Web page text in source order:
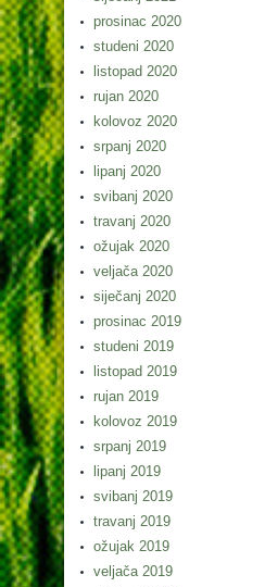
prosinac 2020
studeni 2020
listopad 2020
rujan 2020
kolovoz 2020
srpanj 2020
lipanj 2020
svibanj 2020
travanj 2020
ožujak 2020
veljača 2020
siječanj 2020
prosinac 2019
studeni 2019
listopad 2019
rujan 2019
kolovoz 2019
srpanj 2019
lipanj 2019
svibanj 2019
travanj 2019
ožujak 2019
veljača 2019